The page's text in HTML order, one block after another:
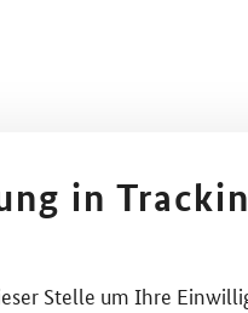
in
Stelle um Ihre